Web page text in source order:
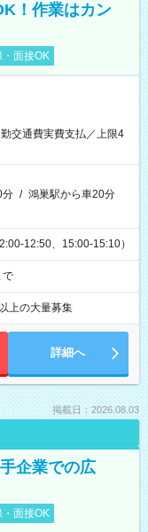
！作業はカン
面接OK
交通費実費支払／上限4
分 / 鴻巣駅から車20分
12:50、15:00-15:10）
で
上の大量募集
詳細へ
掲載日：2026.08.03
企業での広
面接OK